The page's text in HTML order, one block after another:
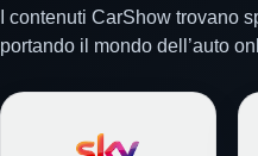
I contenuti CarShow trovano
portando il mondo dell’auto